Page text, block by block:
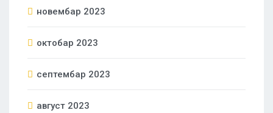
новембар 2023
октобар 2023
септембар 2023
август 2023